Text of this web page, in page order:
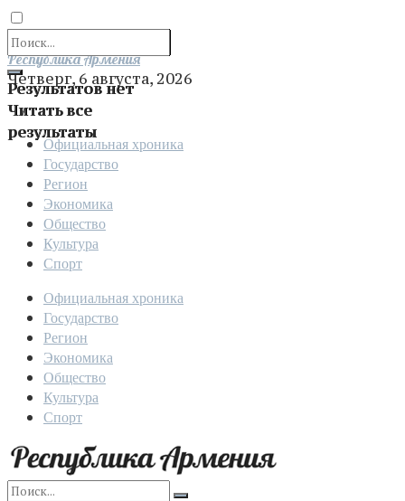
Результатов нет
Читать все
результаты
Отправить
Республика Армения
Четверг, 6 августа, 2026
Официальная хроника
Государство
Регион
Экономика
Общество
Культура
Спорт
Официальная хроника
Государство
Регион
Экономика
Общество
Культура
Спорт